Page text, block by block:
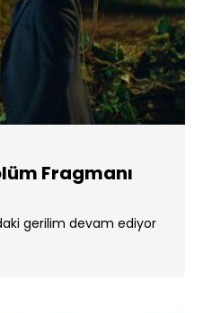
Fragmanı
gerilim devam ediyor